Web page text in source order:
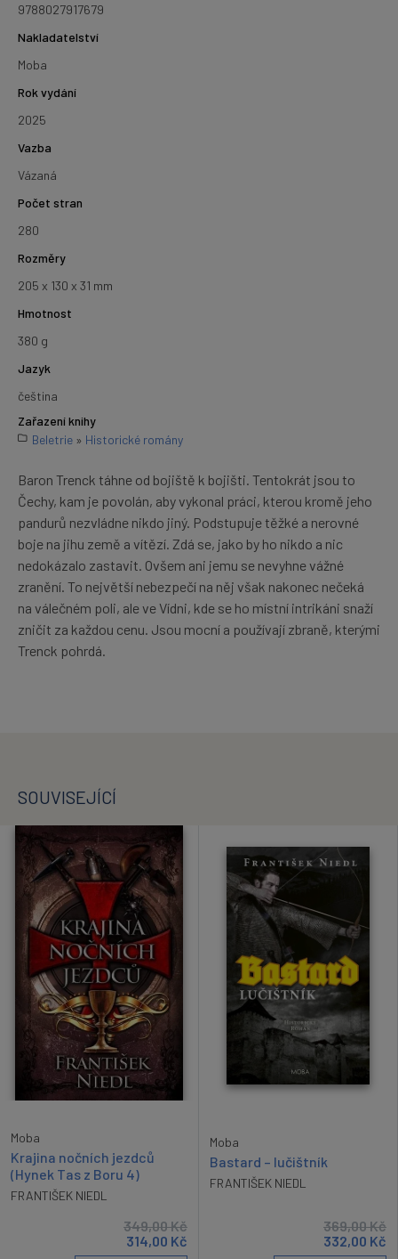
9788027917679
Nakladatelství
Moba
Rok vydání
2025
Vazba
Vázaná
Počet stran
280
Rozměry
205 x 130 x 31 mm
Hmotnost
380 g
Jazyk
čeština
Zařazení knihy
Beletrie » Historické romány
Baron Trenck táhne od bojiště k bojišti. Tentokrát jsou to
Čechy, kam je povolán, aby vykonal práci, kterou kromě jeho
pandurů nezvládne nikdo jiný. Podstupuje těžké a nerovné
boje na jihu země a vítězí. Zdá se, jako by ho nikdo a nic
nedokázalo zastavit. Ovšem ani jemu se nevyhne vážné
zranění. To největší nebezpečí na něj však nakonec nečeká
na válečném poli, ale ve Vídni, kde se ho místní intrikáni snaží
zničit za každou cenu. Jsou mocní a používají zbraně, kterými
Trenck pohrdá.
SOUVISEJÍCÍ
Moba
Krajina nočních jezdců
(Hynek Tas z Boru 4)
FRANTIŠEK NIEDL
349,00Kč
314,00 Kč
Moba
Bastard – lučištník
FRANTIŠEK NIEDL
369,00Kč
332,00 Kč